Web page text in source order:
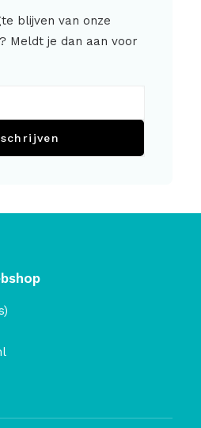
blijven van onze
Meldt je dan aan voor